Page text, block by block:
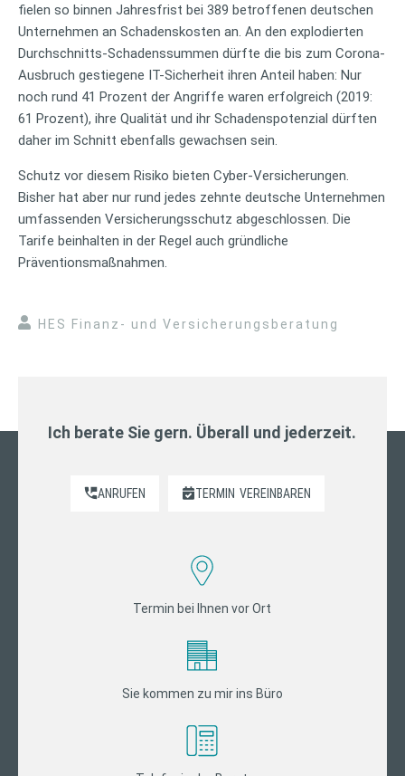
fielen so binnen Jahresfrist bei 389 betroffenen deutschen
Unternehmen an Schadenskosten an. An den explodierten
Durchschnitts-Schadenssummen dürfte die bis zum Corona-
Ausbruch gestiegene IT-Sicherheit ihren Anteil haben: Nur
noch rund 41 Prozent der Angriffe waren erfolgreich (2019:
61 Prozent), ihre Qualität und ihr Schadenspotenzial dürften
daher im Schnitt ebenfalls gewachsen sein.
Schutz vor diesem Risiko bieten Cyber-Versicherungen.
Bisher hat aber nur rund jedes zehnte deutsche Unternehmen
umfassenden Versicherungsschutz abgeschlossen. Die
Tarife beinhalten in der Regel auch gründliche
Präventionsmaßnahmen.
HES Finanz- und Versicherungsberatung
Ich berate Sie gern. Überall und jederzeit.
ANRUFEN TERMIN VEREINBAREN
Termin bei Ihnen vor Ort
Sie kommen zu mir ins Büro